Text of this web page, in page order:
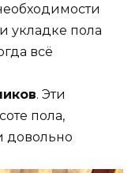
укладке пола
всё
. Эти
пола,
довольно